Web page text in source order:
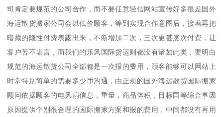
司肯定要规范的公司合作，而不要任意轻信网站宣传好多很差国外
海运散货搬家公司会以低价顾客，等到实现合作意图后，接着再把
暗藏的隐性付费表露出来，不断增加二次，三次更甚屡次付费，让
客户苦不堪言，而我们的乐风国际货运则都没有诸如此类，要明白
规范的海运散货公司全部都是一次报的费用，顾客能够可以网站上
时常特别简单的需要多少币沟通，由正规的国外海运散货国际搬家
顾问依据顾客的电风扇信息，重量，商品体积，目标国等综合事因
原因提供个别很合理的国际搬家方案和报的费用，中间都没有再用